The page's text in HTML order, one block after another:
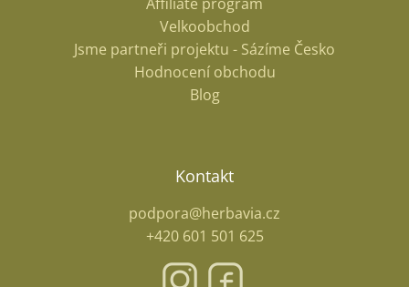
Velkoobchod
Jsme partneři projektu - Sázíme Česko
Hodnocení obchodu
Blog
Kontakt
podpora@herbavia.cz
+420 601 501 625